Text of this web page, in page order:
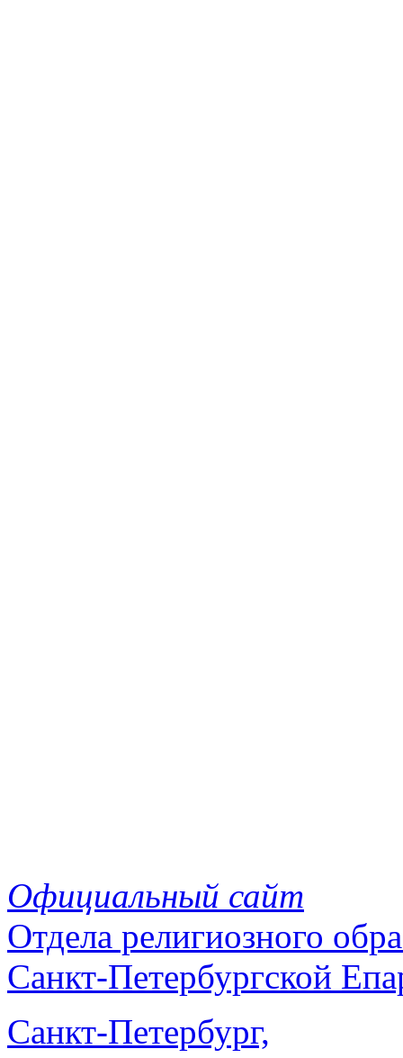
Официальный сайт
Отдела религиозного
Санкт-Петербургской
Санкт-Петербург,